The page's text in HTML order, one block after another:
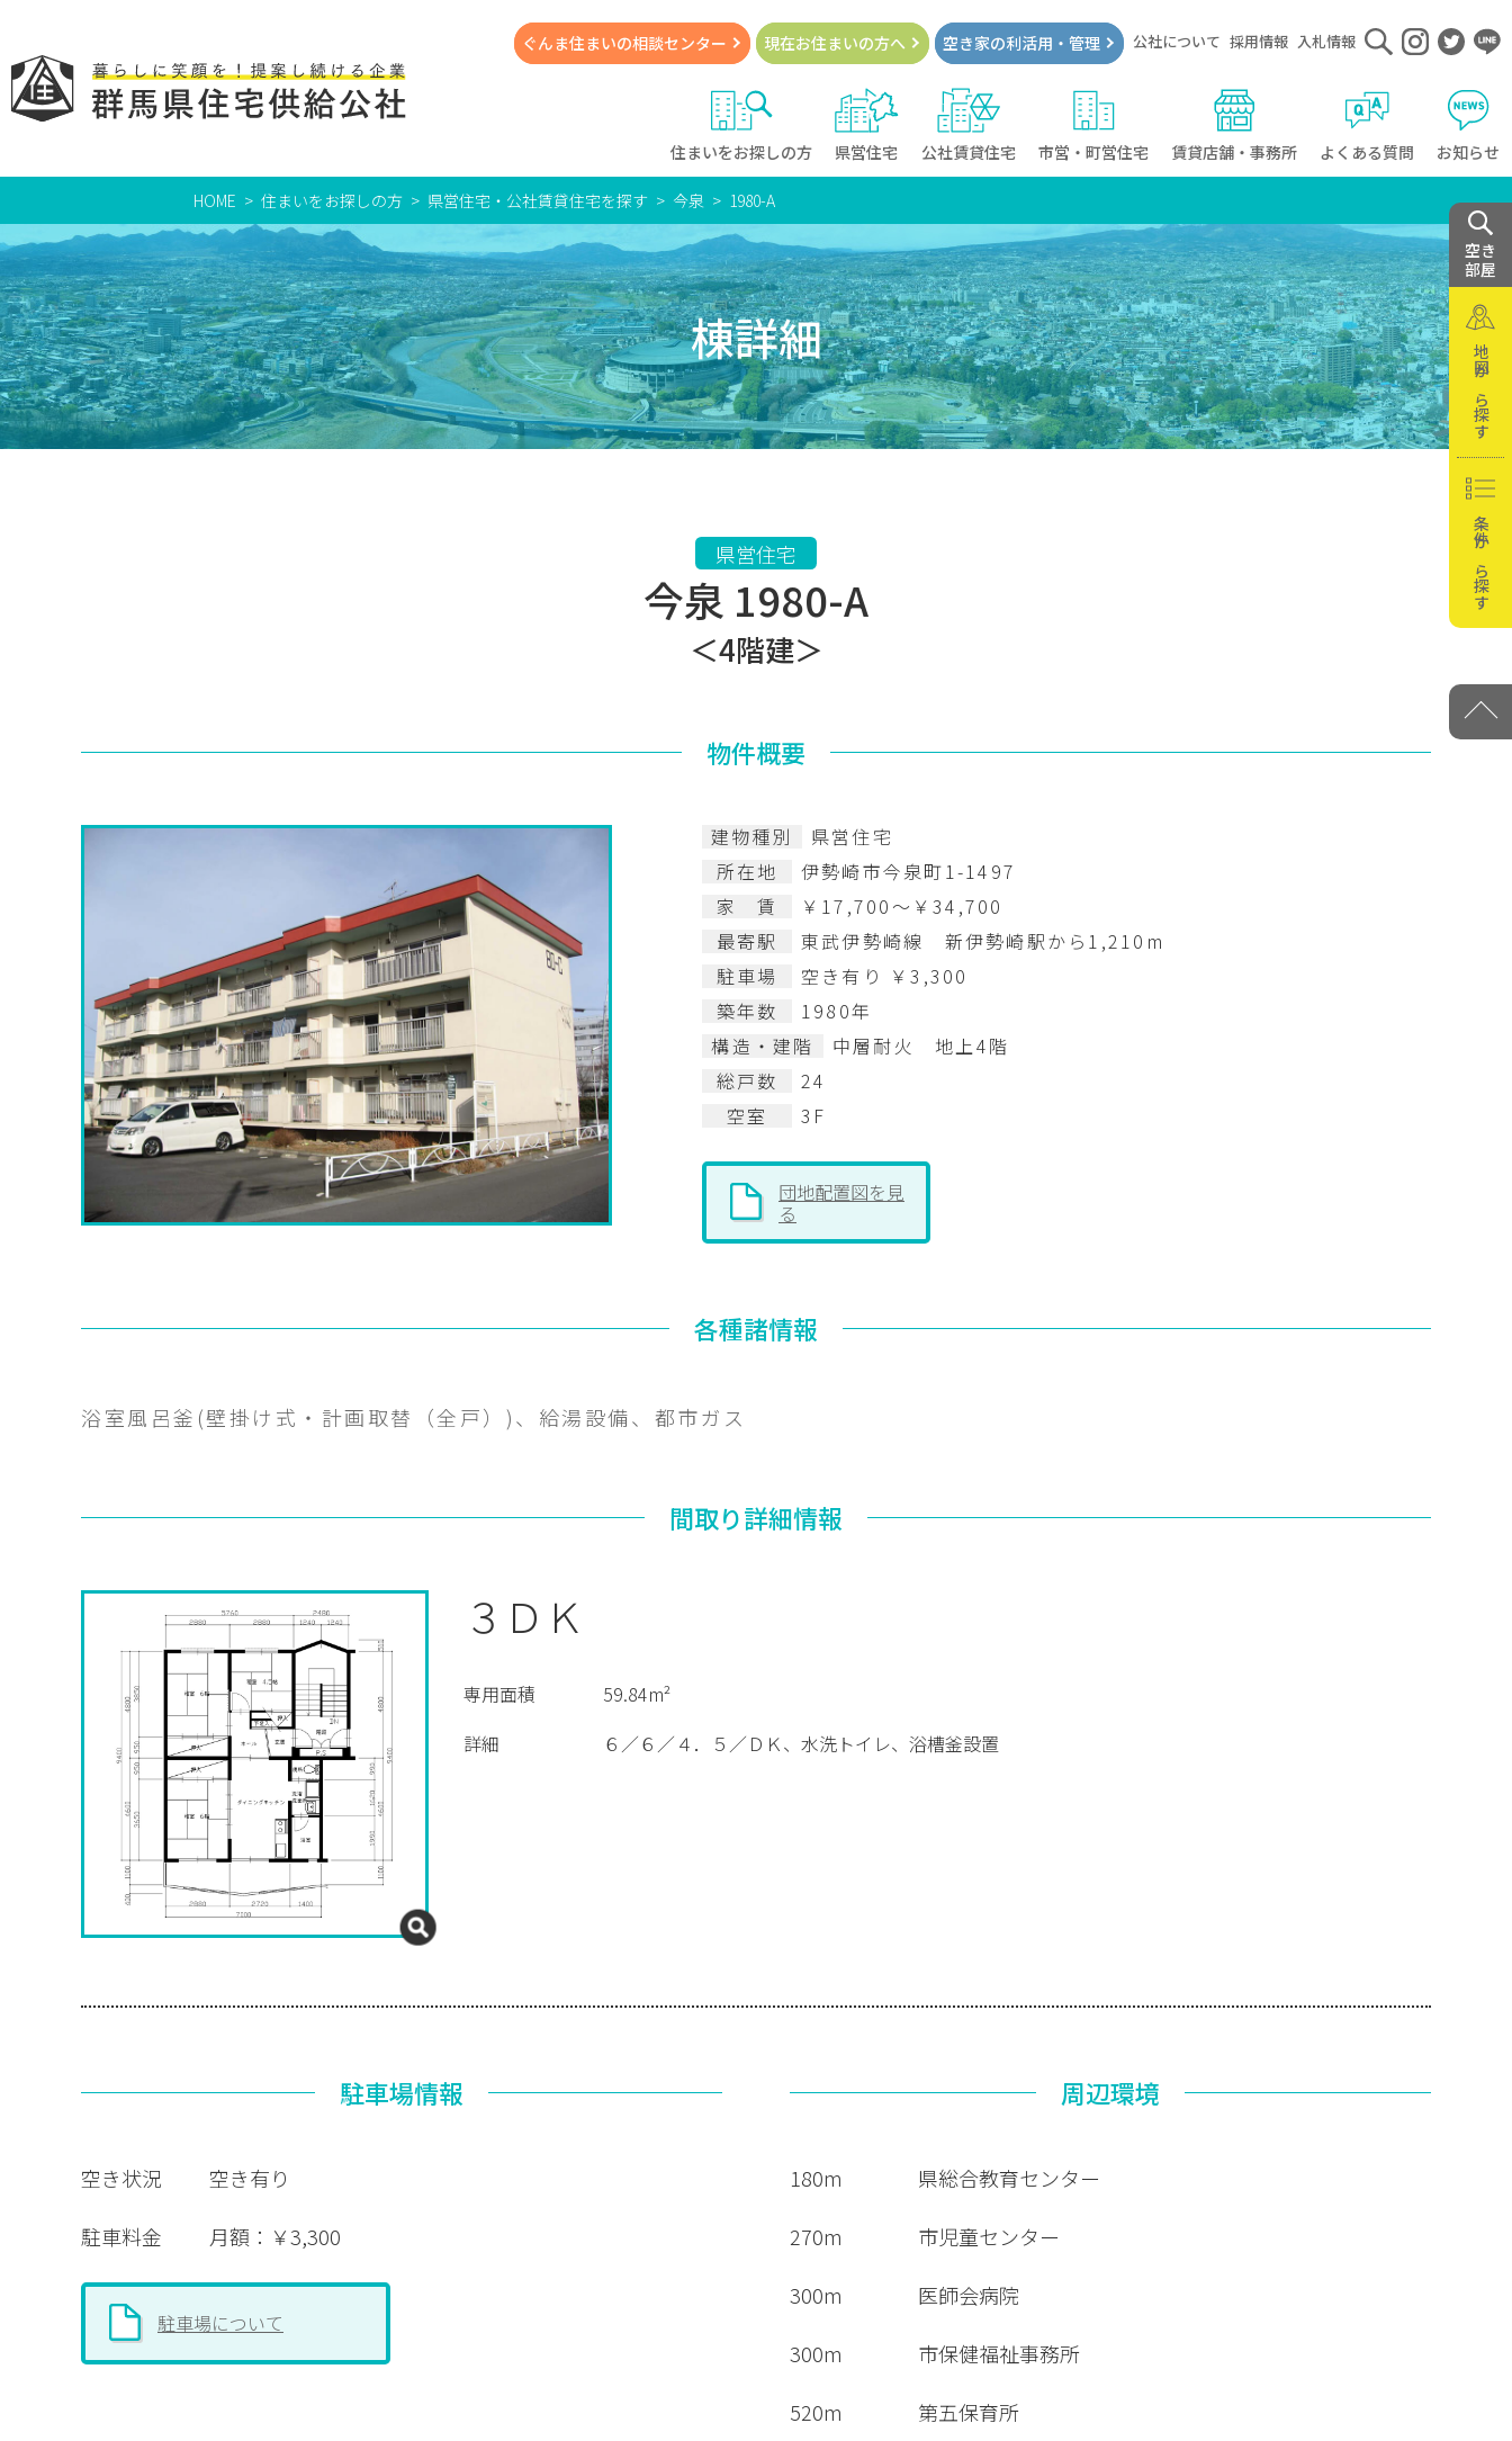
住まいをお探しの方 県営住宅 公社賃貸住宅 市営・町営住宅 賃貸店舗・事務所 よくある質問 お知らせ
ぐんま住まいの相談センター 現在お住まいの方へ 空き家の利活用・管理 公社について 採用情報 入札情報
HOME 住まいをお探しの方 県営住宅・公社賃貸住宅を探す 今泉 1980-A
棟詳細
県営住宅
今泉 1980-A
＜4階建＞
物件概要
建物種別
県営住宅
所在地
伊勢崎市今泉町1-1497
家 賃
￥17,700～￥34,700
最寄駅
東武伊勢崎線 新伊勢崎駅から1,210m
駐車場
空き有り ￥3,300
築年数
1980年
構造・建階
中層耐火 地上4階
総戸数
24
空室
3F
団地配置図を見
る
各種諸情報
浴室風呂釜(壁掛け式・計画取替（全戸）)、給湯設備、都市ガス
間取り詳細情報
３ＤＫ
専用面積
59.84m²
詳細
６／６／４．５／ＤＫ、水洗トイレ、浴槽釜設置
駐車場情報
空き状況
空き有り
駐車料金
月額：￥3,300
駐車場について
周辺環境
180m
県総合教育センター
270m
市児童センター
300m
医師会病院
300m
市保健福祉事務所
520m
第五保育所
空き
部屋
地図から探す
条件から探す